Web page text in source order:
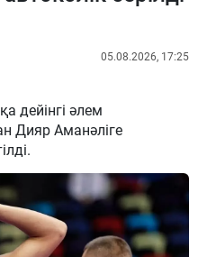
05.08.2026, 17:25
дейінгі әлем
Дияр Аманәліге